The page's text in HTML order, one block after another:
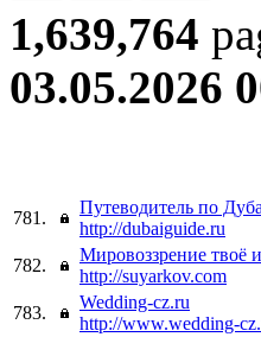
1,639,764
03.05.2026
781.
Путеводитель по
http://dubaiguide.ru
782.
Мировоззрение твоё
http://suyarkov.com
783.
Wedding-cz.ru
http://www.wedding-